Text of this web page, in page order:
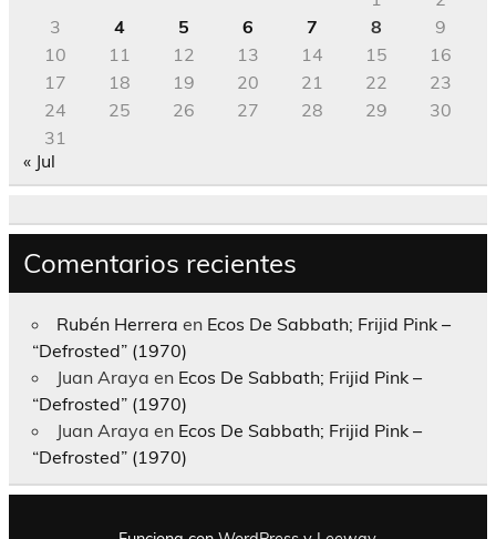
3
4 5 6 7 8
9
10
11 12 13 14 15
16
17
18 19 20 21 22
23
24
25 26 27 28 29
30
31
« Jul
Comentarios recientes
Rubén Herrera en Ecos De Sabbath; Frijid Pink –
“Defrosted” (1970)
Juan Araya en Ecos De Sabbath; Frijid Pink –
“Defrosted” (1970)
Juan Araya en Ecos De Sabbath; Frijid Pink –
“Defrosted” (1970)